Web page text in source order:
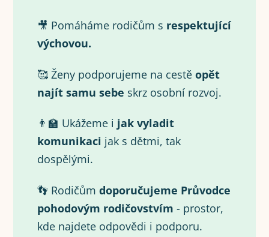
🎥 Pomáháme rodičům s respektující
výchovou.
🥰 Ženy podporujeme na cestěopět
najít samu sebe skrz osobní rozvoj.
👨‍🏫 Ukážeme i jak vyladit
komunikaci jak s dětmi, tak
dospělými.
👣 Rodičůmdoporučujeme Průvodce
pohodovým rodičovstvím - prostor,
kde najdete odpovědi i podporu.